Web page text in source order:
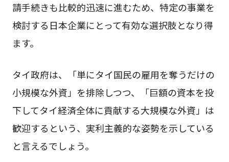
請手続きも比較的迅速に進むため、特定の事業を
検討する日本企業にとって有効な選択肢となり得
ます。
タイ政府は、「単にタイ国民の雇用を奪うだけの
小規模な外資」を排除しつつ、「巨額の資本を投
下してタイ経済全体に貢献する大規模な外資」は
歓迎するという、実利主義的な姿勢を示している
と言えるでしょう。